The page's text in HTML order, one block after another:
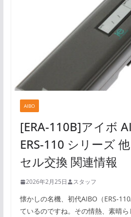
AIBO
[ERA-110B]アイボ
ERS-110 シリーズ
セル交換 関連情報
2026年2月25日 スタッフ
懐かしの名機、初代AIBO（ERS-
ているのですね。その情熱、素晴